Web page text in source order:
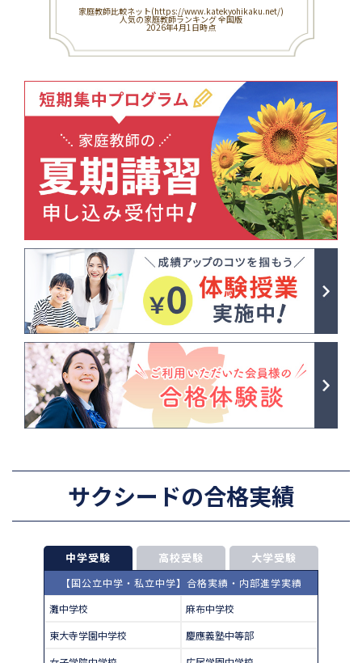
家庭教師比較ネット(https://www.katekyohikaku.net/)
人気の家庭教師ランキング 全国版
2026年4月1日時点
サクシードの合格実績
中学受験 高校受験 大学受験
【国公立中学・私立中学】合格実績・内部進学実績
灘中学校
麻布中学校
東大寺学園中学校
慶應義塾中等部